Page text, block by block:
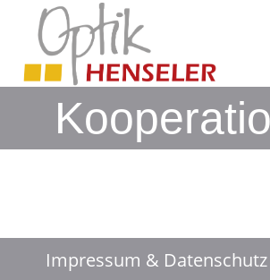
Impressum & Datenschutz